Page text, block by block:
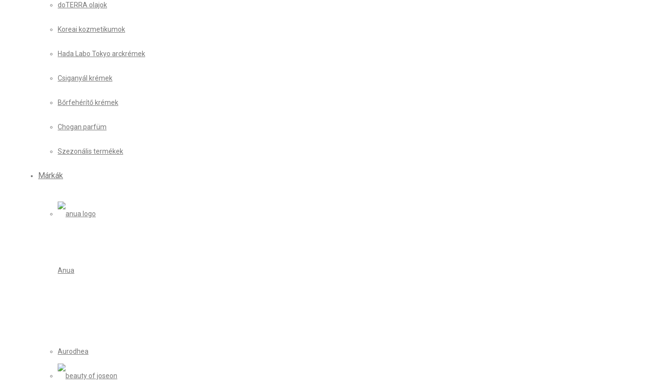
doTERRA olajok
Koreai kozmetikumok
Hada Labo Tokyo arckrémek
Csiganyál krémek
Bőrfehérítő krémek
Chogan parfüm
Szezonális termékek
Márkák
Anua
Aurodhea